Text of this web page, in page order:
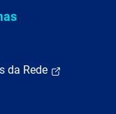
da Rede